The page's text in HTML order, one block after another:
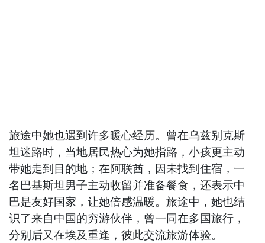
旅途中她也遇到许多暖心经历。曾在乌兹别克斯
坦迷路时，当地居民热心为她指路，小孩更主动
带她走到目的地；在阿联酋，因未找到住宿，一
名巴基斯坦男子主动收留并准备餐食，还表示中
巴是友好国家，让她倍感温暖。旅途中，她也结
识了来自中国的穷游伙伴，曾一同在多国旅行，
分别后又在埃及重逢，彼此交流旅游体验。